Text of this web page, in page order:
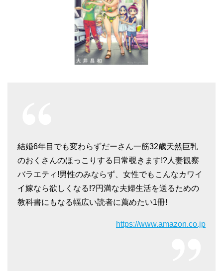
結婚6年目でも変わらずだーさん一筋32歳天然巨乳
のおくさんのほっこりする日常覗きます!?人妻観察
バラエティ!男性のみならず、女性でもこんなカワイ
イ嫁なら欲しくなる!?円満な夫婦生活を送るための
教科書にもなる幅広い読者に薦めたい1冊!
https://www.amazon.co.jp